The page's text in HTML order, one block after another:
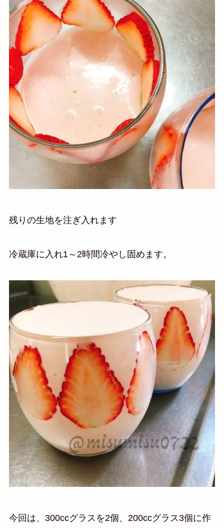
残りの生地を注ぎ入れます
冷蔵庫に入れ1～2時間冷やし固めます。
今回は、300ccグラスを2個、200ccグラス3個に作